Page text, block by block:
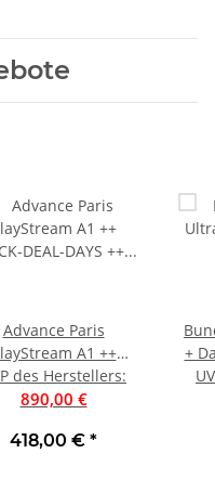
Advance Paris
A1 ++
DEAL-DAYS ++
890 €
des Herstellers:
890,00 €
418,00 € *
+